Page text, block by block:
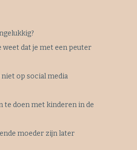
weet dat je met een peuter
niet op social media
te doen met kinderen in de
moeder zijn later